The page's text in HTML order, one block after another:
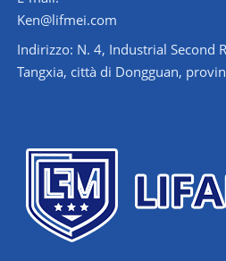
Ken@lifmei.com
Indirizzo: N. 4, Industrial Second
Tangxia, città di Dongguan,